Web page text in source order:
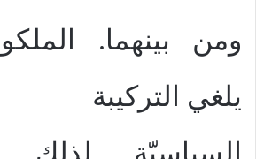
ومن بينهما.
يلغي التركيبة